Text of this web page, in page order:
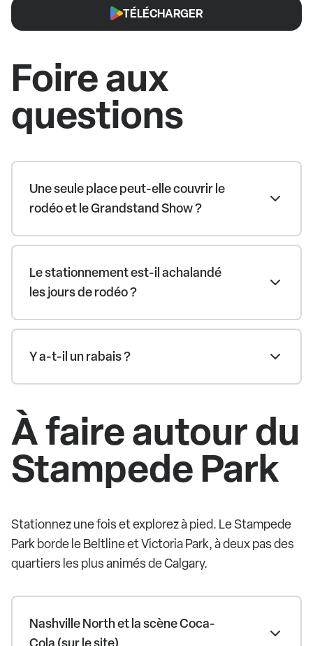
TÉLÉCHARGER
Foire aux
questions
Une seule place peut-elle couvrir le
rodéo et le Grandstand Show ?
Le stationnement est-il achalandé
les jours de rodéo ?
Y a-t-il un rabais ?
À faire autour du
Stampede Park
Stationnez une fois et explorez à pied. Le Stampede
Park borde le Beltline et Victoria Park, à deux pas des
quartiers les plus animés de Calgary.
Nashville North et la scène Coca-